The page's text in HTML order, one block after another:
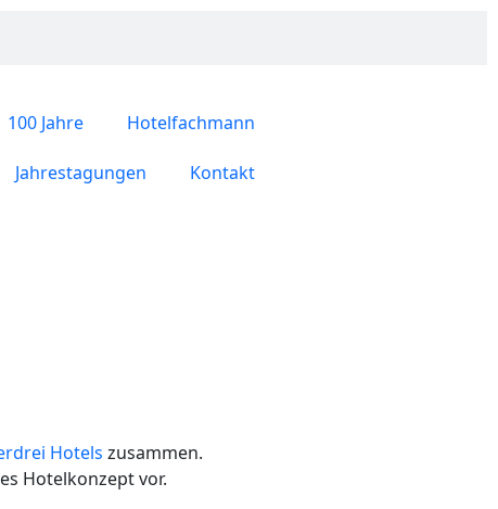
100 Jahre Hotelfachmann
Jahrestagungen Kontakt
Hotels zusammen.
Hotelkonzept vor.